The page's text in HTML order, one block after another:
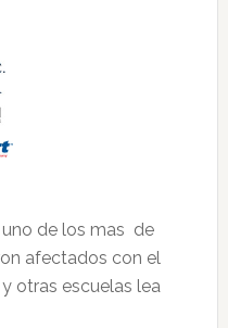
uno de los mas de
afectados con el
otras escuelas lea